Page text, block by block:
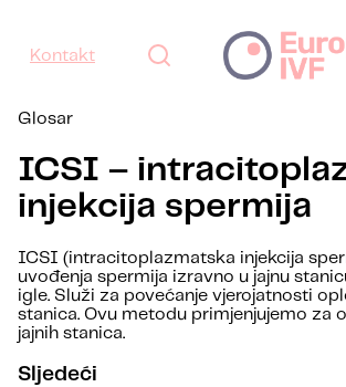
Kontakt
Glosar
ICSI –
injekcija spermija
ICSI (intracitoplazmatska injekcija
uvođenja spermija izravno u jajnu
igle. Služi za povećanje vjerojatnosti
stanica. Ovu metodu primjenjujemo za
jajnih stanica.
Sljedeći